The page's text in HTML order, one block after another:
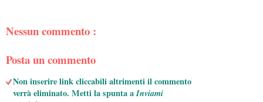
Nessun commento :
Posta un commento
Non inserire link cliccabili altrimenti il commento
verrà eliminato. Metti la spunta aInviami